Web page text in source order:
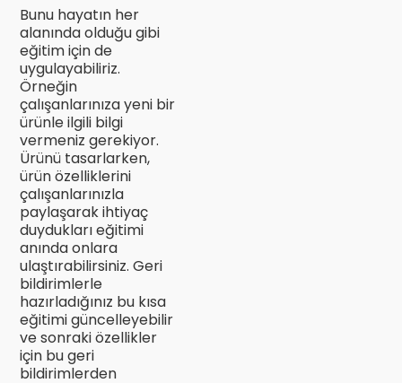
Bunu hayatın her
alanında olduğu gibi
eğitim için de
uygulayabiliriz.
Örneğin
çalışanlarınıza yeni bir
ürünle ilgili bilgi
vermeniz gerekiyor.
Ürünü tasarlarken,
ürün özelliklerini
çalışanlarınızla
paylaşarak ihtiyaç
duydukları eğitimi
anında onlara
ulaştırabilirsiniz. Geri
bildirimlerle
hazırladığınız bu kısa
eğitimi güncelleyebilir
ve sonraki özellikler
için bu geri
bildirimlerden